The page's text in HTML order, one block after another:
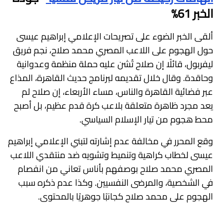
الخبر 61%
ألقى الخبر الضوء على تصريحات الإعلامي إبراهيم عيسى
حول الهجوم على اللاعب المصري محمد صلاح، نجم فريق
ليفربول، قائلًا إن صلاح تُشن عليه حملة منظمة وعدوانية
وحاقدة. وقال خلال تقديمه لبرنامج حديث القاهرة، المذاع
عبر فضائية القاهرة والناس، مساء الأربعاء، إن صلاح لم
يعد مجرد ظاهرة متعلقة بلاعب كرة قدم عظيم، بل أصبح
محط هجوم من تيار الإسلام السياسي.
وقع المحرر في مخالفة عدم إشارته لتبني الإعلامي إبراهيم
عيسى لخطاب كراهية وتنميط وتشويه ضد منتقدي اللاعب
المصري محمد صلاح بوصفهم بأناس تعاني من انفصام
في الشخصية، والمرضى النفسيين. وكذا عدم ذكره سبب
الهجوم على محمد صلاح كجانبًا جوهريًا بالمحتوى.